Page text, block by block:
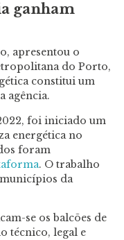
ganham
apresentou o
do Porto,
constitui um
agência.
foi iniciado um
energética no
foram
. O trabalho
da
se os balcões de
técnico, legal e